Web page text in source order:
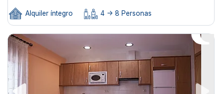
Alquiler íntegro 4 -> 8 Personas